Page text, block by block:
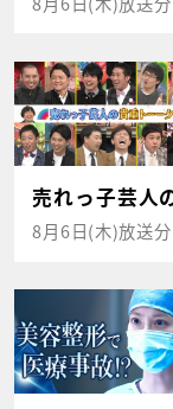
売れっ子芸人
8月6日(木)放送分